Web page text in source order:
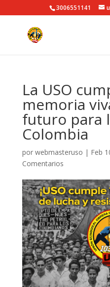
3006551141
La USO
memoria
futuro para
Colombia
por webmasteruso | Feb
Comentarios